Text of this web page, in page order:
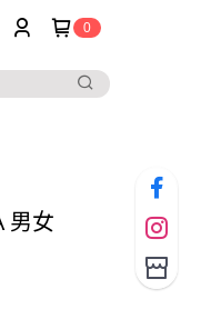
0
男女